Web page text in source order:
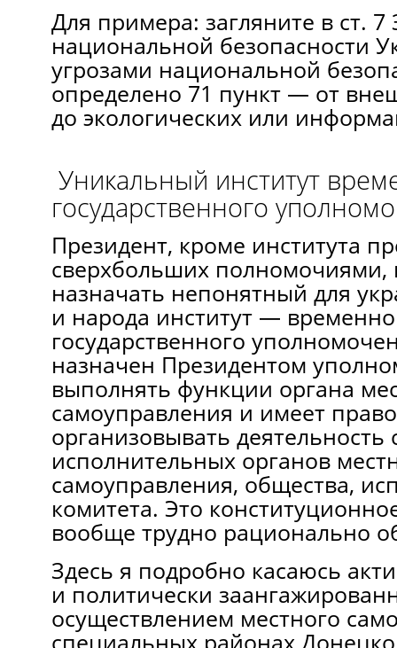
Для примера: загляните в ст. 7
национальной безопасности
угрозами национальной
определено 71 пункт — от
до экологических или
Уникальный институт
государственного
Президент, кроме института
сверхбольших полномочиями,
назначать непонятный для
и народа институт —
государственного
назначен Президентом
выполнять функции органа
самоуправления и имеет
организовывать деятельность
исполнительных органов
самоуправления, общества,
комитета. Это
вообще трудно рационально
Здесь я подробно касаюсь
и политически
осуществлением местного
специальных районах